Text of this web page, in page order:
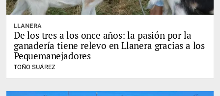
LLANERA
De los tres a los once años: la pasión por la
ganadería tiene relevo en Llanera gracias a los
Pequemanejadores
TOÑO SUÁREZ